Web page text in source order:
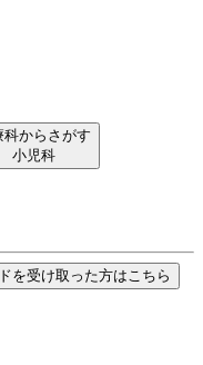
科からさがす
小児科
を受け取った方はこちら